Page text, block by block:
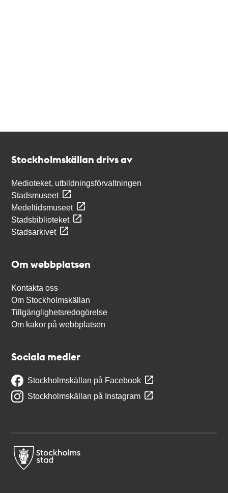
Stockholmskällan drivs av
Medioteket, utbildningsförvaltningen
Stadsmuseet
Medeltidsmuseet
Stadsbiblioteket
Stadsarkivet
Om webbplatsen
Kontakta oss
Om Stockholmskällan
Tillgänglighetsredogörelse
Om kakor på webbplatsen
Sociala medier
Stockholmskällan på Facebook
Stockholmskällan på Instagram